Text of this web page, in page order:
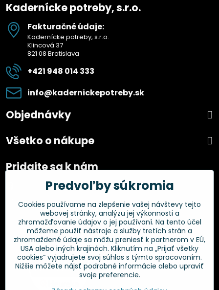
Kadernícke potreby, s.r.o.
Fakturačné údaje:
Kadernícke potreby, s.r.o.
Klincová 37
821 08 Bratislava
+421 948 014 333
info​@kadernickepotreby​.sk
Objednávky
Všetko o nákupe
Pridajte sa k nám
Facebook
Overené zákazníkmi
Predvoľby súkromia
Cookies používame na zlepšenie vašej návštevy tejto
webovej stránky, analýzu jej výkonnosti a
zhromažďovanie údajov o jej používaní. Na tento účel
môžeme použiť nástroje a služby tretích strán a
zhromaždené údaje sa môžu preniesť k partnerom v EÚ,
USA alebo iných krajinách. Kliknutím na „Prijať všetky
cookies“ vyjadrujete svoj súhlas s týmto spracovaním.
Nižšie môžete nájsť podrobné informácie alebo upraviť
svoje preferencie.